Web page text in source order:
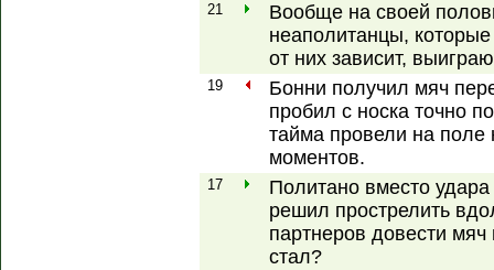
21
Вообще на своей
неаполитанцы,
от них зависит,
19
Бонни получил мяч
пробил с носка точно
тайма провели на поле
моментов.
17
Политано вместо
решил прострелить
партнеров довести
стал?